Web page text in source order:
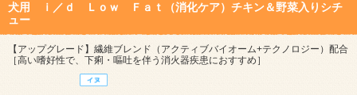
犬用 ｉ／ｄ Ｌｏｗ Ｆａｔ（消化ケア）チキン＆野菜入りシチ
ュー
【アップグレード】繊維ブレンド（アクティブバイオーム+テクノロジー）配合
［高い嗜好性で、下痢・嘔吐を伴う消火器疾患におすすめ］